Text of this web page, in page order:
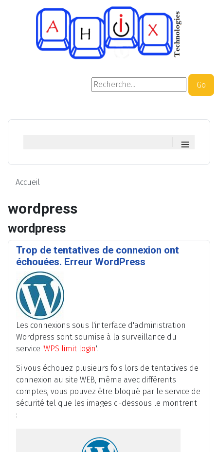
Rechercher
Go
≡
Accueil
wordpress
wordpress
Trop de tentatives de connexion ont
échouées. Erreur WordPress
Les connexions sous l'interface d'administration
Wordpress sont soumise à la surveillance du
service 'WPS limit login'.
Si vous échouez plusieurs fois lors de tentatives de
connexion au site WEB, même avec différents
comptes, vous pouvez être bloqué par le service de
sécurité tel que les images ci-dessous le montrent
: